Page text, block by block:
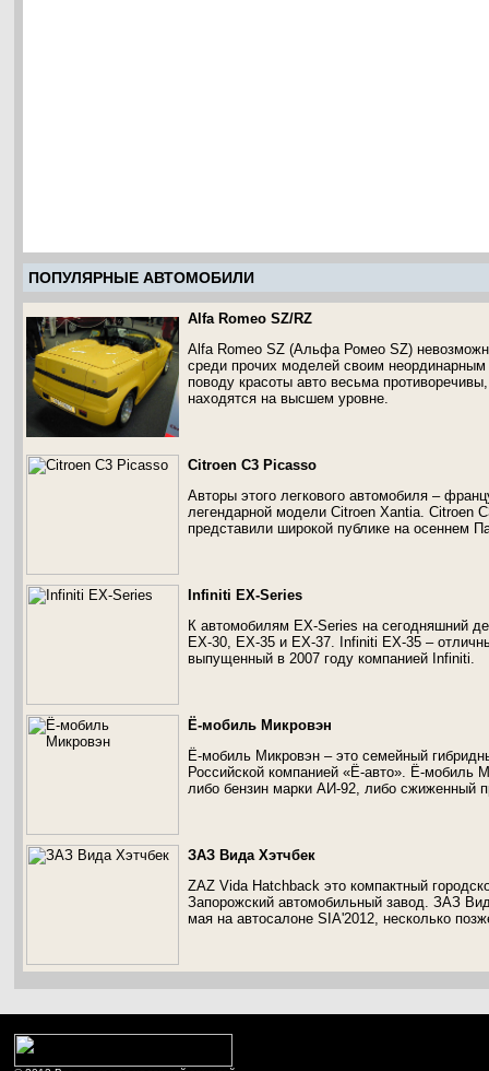
ПОПУЛЯРНЫЕ АВТОМОБИЛИ
Alfa Romeo SZ/RZ
Alfa Romeo SZ (Альфа Ромео SZ)
среди прочих моделей своим
поводу красоты авто весьма
находятся на высшем уровне.
Citroen C3 Picasso
Авторы этого легкового автомобиля –
легендарной модели Citroen Xantia. Citroen
представили широкой публике на осеннем
Infiniti EX-Series
К автомобилям EX-Series на сегодняшний
EX-30, EX-35 и EX-37. Infiniti EX-35 –
выпущенный в 2007 году компанией Infiniti.
Ё-мобиль Микровэн
Ё-мобиль Микровэн – это семейный
Российской компанией «Ё-авто». Ё-мобиль
либо бензин марки АИ-92, либо сжиженный
ЗАЗ Вида Хэтчбек
ZAZ Vida Hatchback это компактный
Запорожский автомобильный завод. ЗАЗ
мая на автосалоне SIA'2012, несколько